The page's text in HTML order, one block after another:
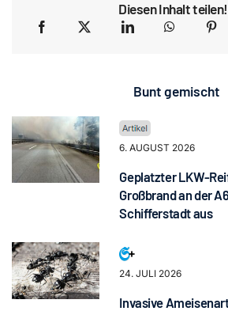
Diesen Inhalt teilen!
Bunt gemischt
6. AUGUST 2026
Geplatzter LKW-
Großbrand an der
Schifferstadt aus
24. JULI 2026
Invasive